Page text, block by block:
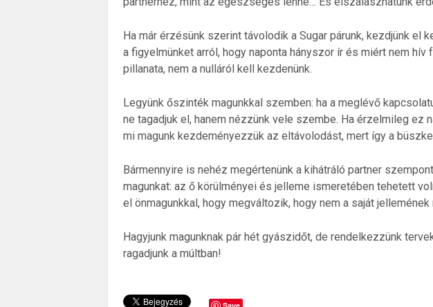
Ha már érzésünk szerint távolodik a Sugar párunk, kezdjünk el
a figyelmünket arról, hogy naponta hányszor ír és miért nem
pillanata, nem a nulláról kell kezdenünk.
Legyünk őszinték magunkkal szemben: ha a meglévő
ne tagadjuk el, hanem nézzünk vele szembe. Ha érzelmileg ez
mi magunk kezdeményezzük az eltávolodást, mert így a
Bármennyire is nehéz megértenünk a kihátráló partner
magunkat: az ő körülményei és jelleme ismeretében tehetett
el önmagunkkal, hogy megváltozik, hogy nem a saját
Hagyjunk magunknak pár hét gyászidőt, de rendelkezzünk
ragadjunk a múltban!